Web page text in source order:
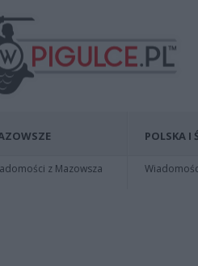
z Mazowsza
POLSKA I